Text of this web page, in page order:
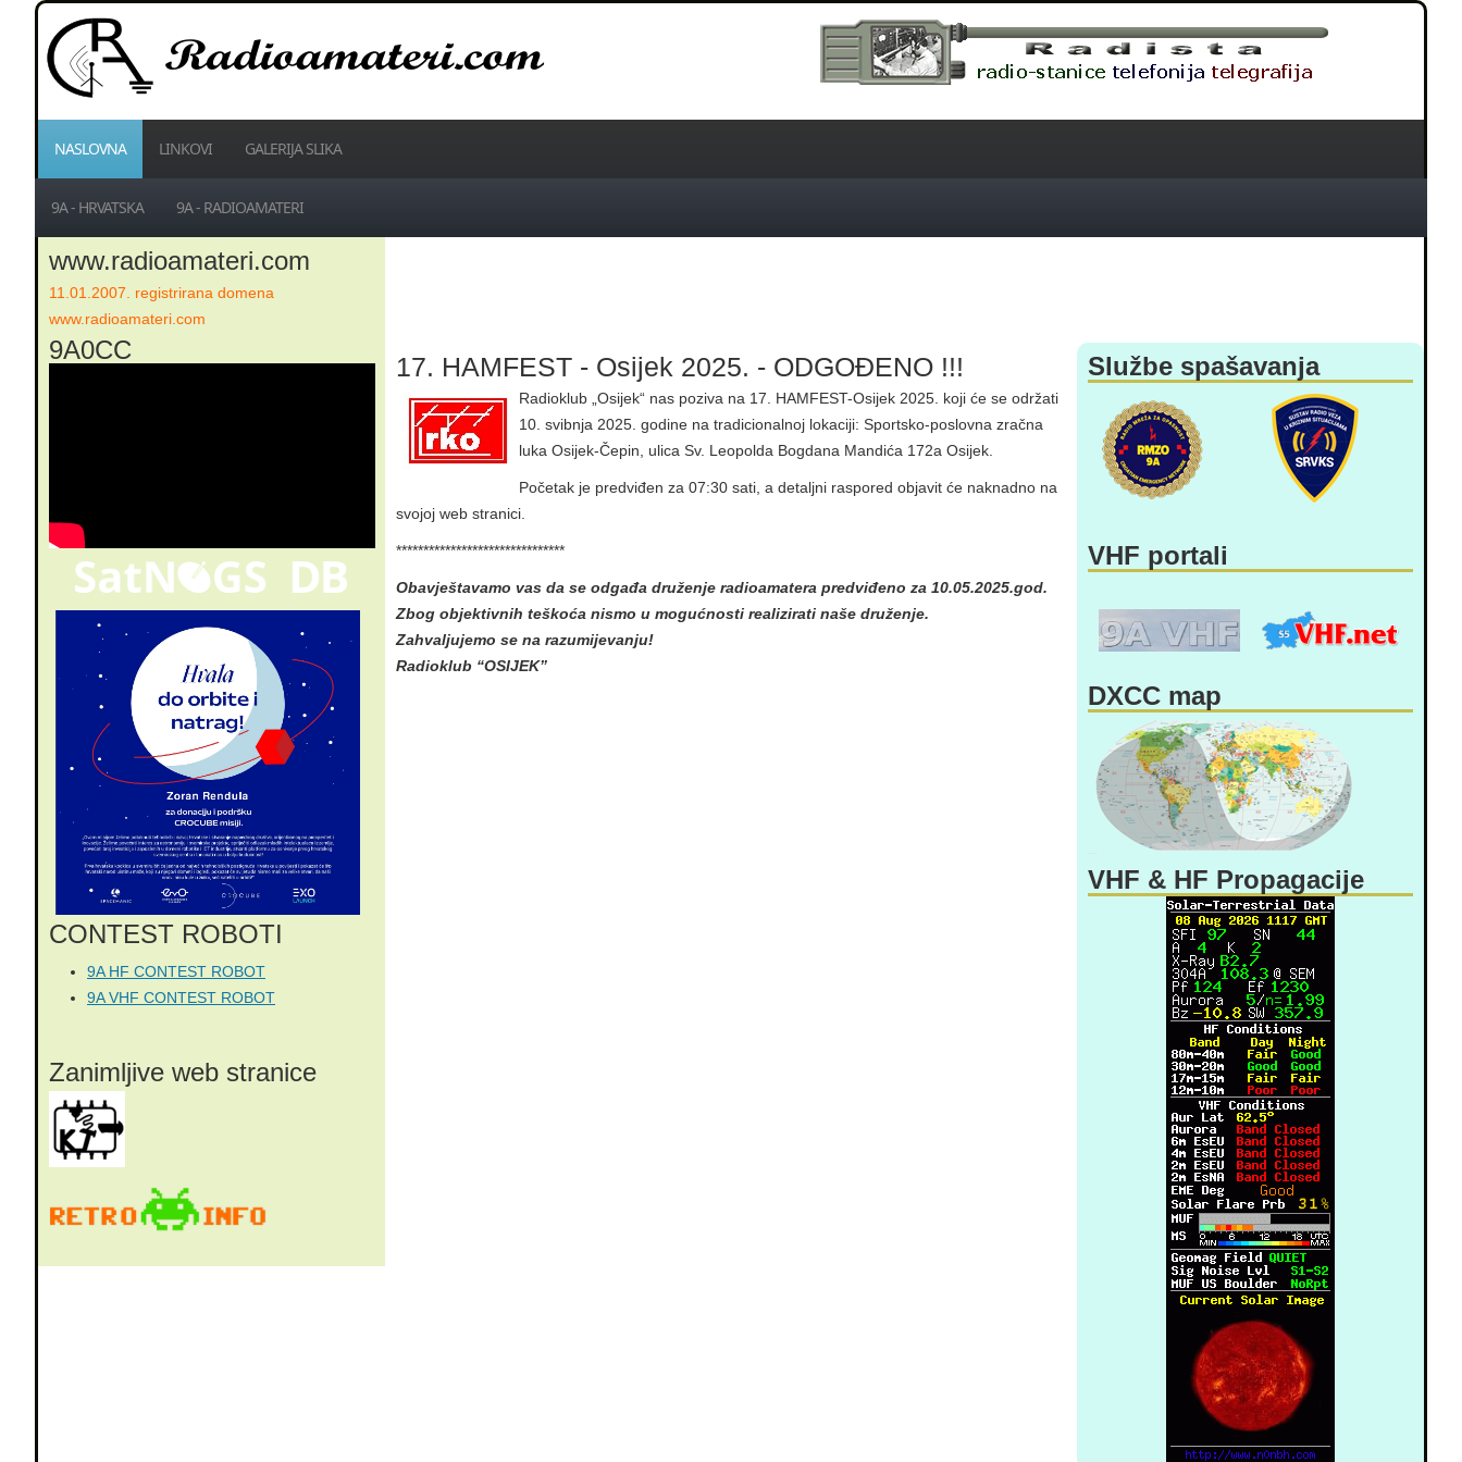
NASLOVNA LINKOVI GALERIJA SLIKA
9A - HRVATSKA 9A - RADIOAMATERI
www.radioamateri.com
11.01.2007. registrirana domena
www.radioamateri.com
9A0CC
CONTEST ROBOTI
9A HF CONTEST ROBOT
9A VHF CONTEST ROBOT
Zanimljive web stranice
17. HAMFEST - Osijek 2025. - ODGOĐENO !!!
Radioklub „Osijek“ nas poziva na 17. HAMFEST-Osijek 2025. koji će se održati
10. svibnja 2025. godine na tradicionalnoj lokaciji: Sportsko-poslovna zračna
luka Osijek-Čepin, ulica Sv. Leopolda Bogdana Mandića 172a Osijek.
Početak je predviđen za 07:30 sati, a detaljni raspored objavit će naknadno na
svojoj web stranici.
*******************************
Obavještavamo vas da se odgađa druženje radioamatera predviđeno za 10.05.2025.god.
Zbog objektivnih teškoća nismo u mogućnosti realizirati naše druženje.
Zahvaljujemo se na razumijevanju!
Radioklub “OSIJEK”
Službe spašavanja
VHF portali
DXCC map
VHF & HF Propagacije